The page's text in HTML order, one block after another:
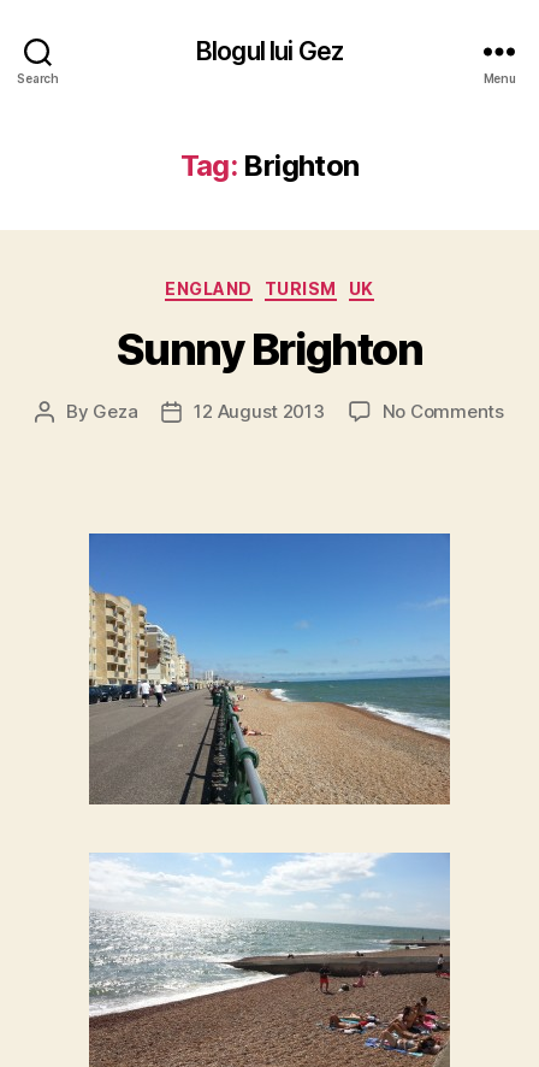
Search
Blogul lui Gez
Menu
Tag: Brighton
Categories
ENGLAND TURISM UK
Sunny Brighton
Post
By Geza
Post12 August 2013 No Commentson